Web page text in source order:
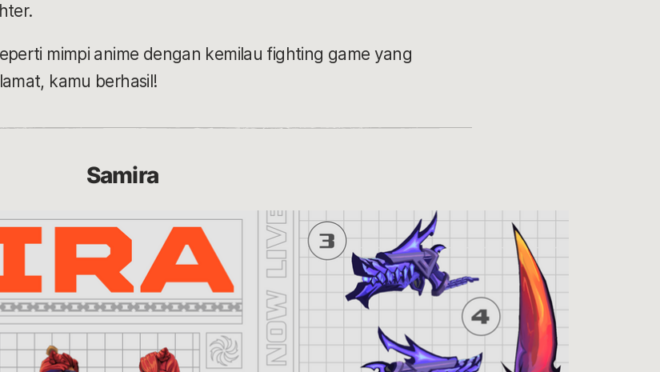
mimpi anime dengan kemilau fighting game yang
kamu berhasil!
Samira